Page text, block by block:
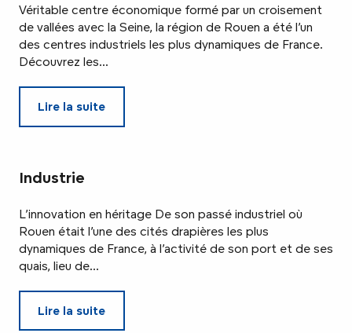
Véritable centre économique formé par un croisement
de vallées avec la Seine, la région de Rouen a été l’un
des centres industriels les plus dynamiques de France.
Découvrez les...
Lire la suite
Industrie
L’innovation en héritage De son passé industriel où
Rouen était l’une des cités drapières les plus
dynamiques de France, à l’activité de son port et de ses
quais, lieu de...
Lire la suite